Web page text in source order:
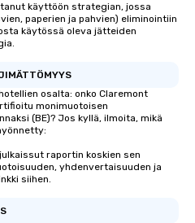
käyttöön strategian, jossa
paperien ja pahvien) eliminointiin
käytössä oleva jätteiden
osalta: onko Claremont
monimuotoisen
(BE)? Jos kyllä, ilmoita, mikä
raportin koskien sen
yhdenvertaisuuden ja
siihen.